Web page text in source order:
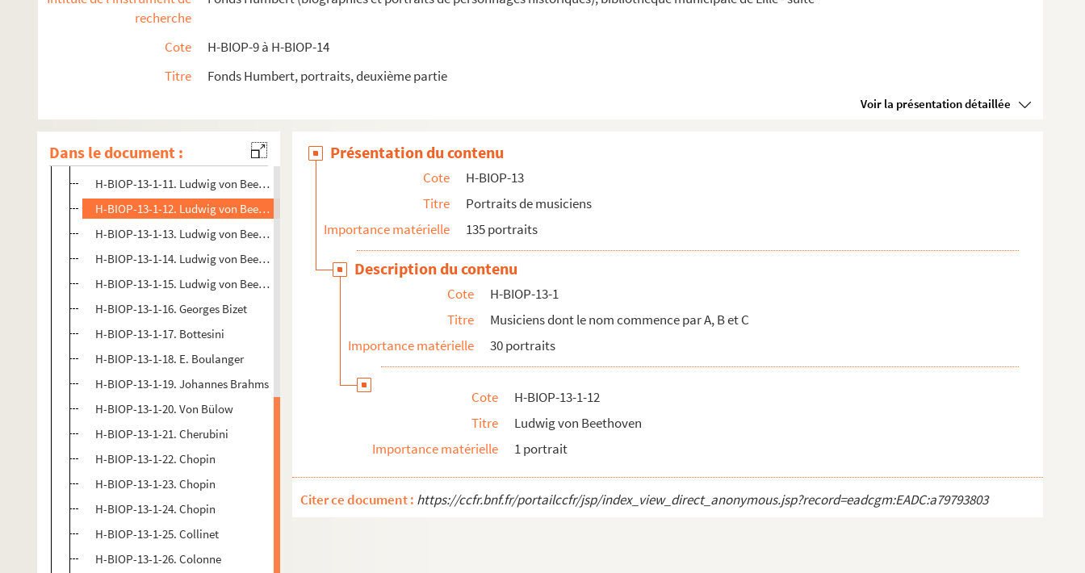
recherche
Cote
H-BIOP-9 à H-BIOP-14
Titre
Fonds Humbert, portraits, deuxième partie
Voir la présentation détaillée
Dans le document :
H-BIOP-13-1-4. Divers anonymes
H-BIOP-13-1-7. Hector Berliioz
H-BIOP-13-1-9. Hector Berliioz
H-BIOP-13-1-10. Hector Berliioz
H-BIOP-13-1-11. Ludwig von Beethoven
H-BIOP-13-1-12. Ludwig von Beethoven
H-BIOP-13-1-13. Ludwig von Beethoven
H-BIOP-13-1-14. Ludwig von Beethoven
H-BIOP-13-1-15. Ludwig von Beethoven
H-BIOP-13-1-16. Georges Bizet
H-BIOP-13-1-17. Bottesini
H-BIOP-13-1-18. E. Boulanger
H-BIOP-13-1-19. Johannes Brahms
H-BIOP-13-1-20. Von Bülow
H-BIOP-13-1-21. Cherubini
H-BIOP-13-1-22. Chopin
H-BIOP-13-1-23. Chopin
H-BIOP-13-1-24. Chopin
H-BIOP-13-1-25. Collinet
H-BIOP-13-1-26. Colonne
Présentation du contenu
Cote
H-BIOP-13
Titre
Portraits de musiciens
Importance matérielle
135 portraits
Description du contenu
Cote
H-BIOP-13-1
Titre
Musiciens dont le nom commence par A, B et C
Importance matérielle
30 portraits
Cote
H-BIOP-13-1-12
Titre
Ludwig von Beethoven
Importance matérielle
1 portrait
Citer ce document : https://ccfr.bnf.fr/portailccfr/jsp/index_view_direct_anonymous.jsp?record=eadcgm:EADC:a79793803